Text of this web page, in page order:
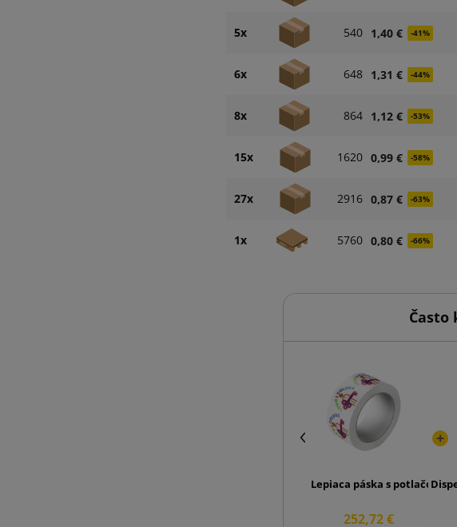
5x 540 1,40 € -41%
6x 648 1,31 € -44%
8x 864 1,12 € -53%
15x 1620 0,99 € -58%
27x 2916 0,87 € -63%
1x 5760 0,80 € -66%
Často
Lepiaca páska s potlačou 3
252,72 €